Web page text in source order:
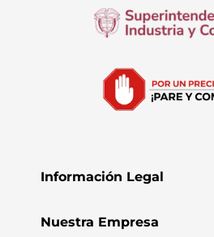
Información Legal
Nuestra Empresa